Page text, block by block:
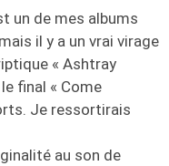
un de mes albums
il y a un vrai virage
« Ashtray
final « Come
Je ressortirais
au son de